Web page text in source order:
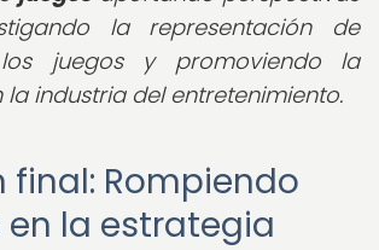
la representación de
juegos y promoviendo la
la industria del entretenimiento.
final: Rompiendo
en la estrategia